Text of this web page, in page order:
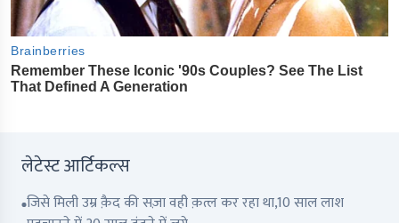
लेटेस्ट आर्टिकल्स
जिसे मिली उम्र क़ैद की सज़ा वही क़त्ल कर रहा था,10 साल लाश